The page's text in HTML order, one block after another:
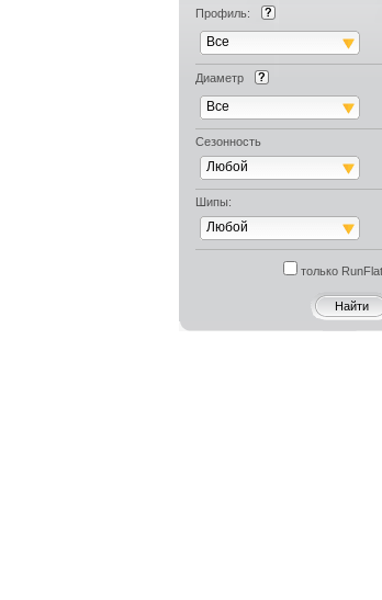
Профиль:
Все
Диаметр
Все
Сезонность
Любой
Шипы:
Любой
только RunFlat